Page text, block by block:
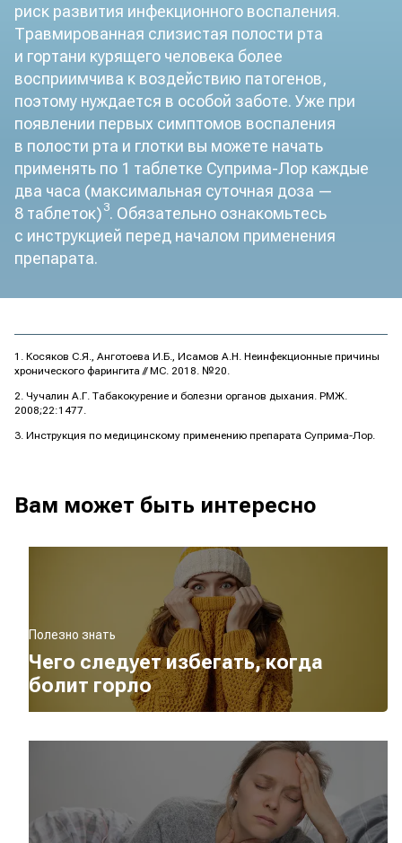
риск развития инфекционного воспаления.
Травмированная слизистая полости рта
и гортани курящего человека более
восприимчива к воздействию патогенов,
поэтому нуждается в особой заботе. Уже при
появлении первых симптомов воспаления
в полости рта и глотки вы можете начать
применять по 1 таблетке Суприма-Лор каждые
два часа (максимальная суточная доза —
8 таблеток)3. Обязательно ознакомьтесь
с инструкцией перед началом применения
препарата.
Косяков С.Я., Анготоева И.Б., Исамов А.Н. Неинфекционные причины
хронического фарингита // МС. 2018. №20.
Чучалин А.Г. Табакокурение и болезни органов дыхания. РМЖ.
2008;22:1477.
Инструкция по медицинскому применению препарата ‎Суприма-Лор.
Вам может быть интересно
Полезно знать
Чего следует избегать, когда
болит горло